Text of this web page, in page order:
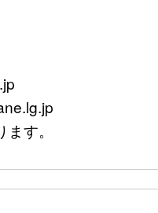
す。